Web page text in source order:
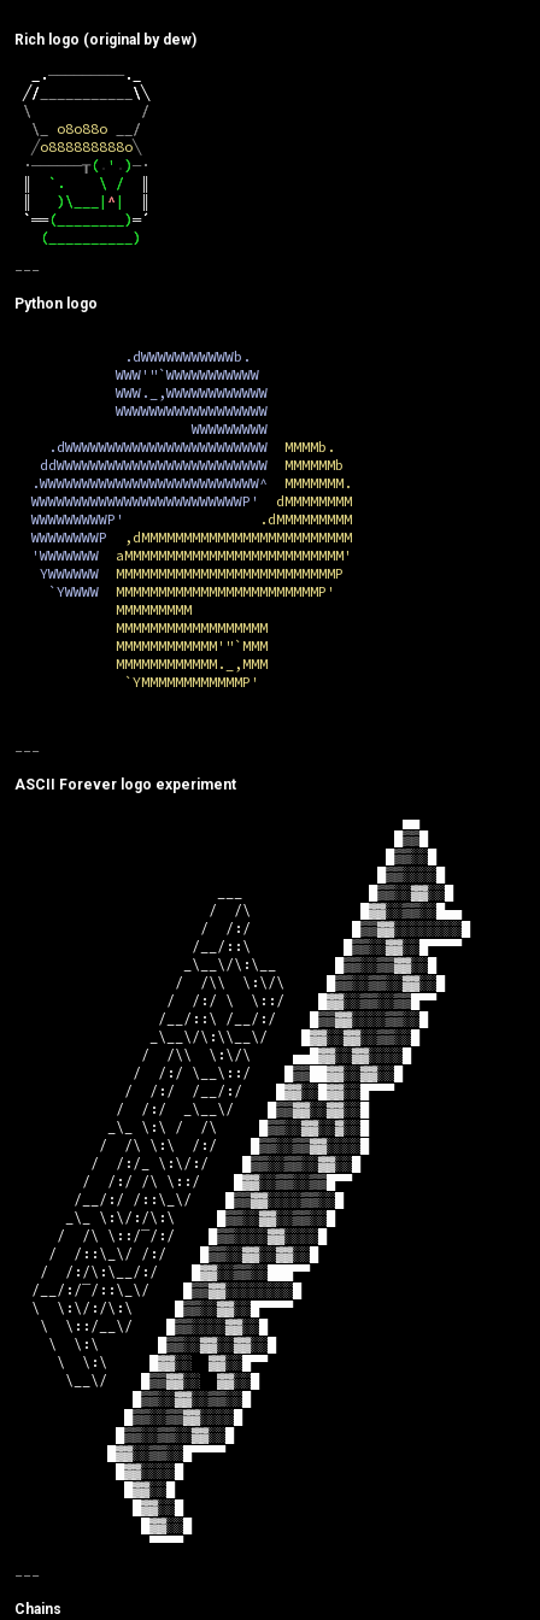
Rich logo (original by dew)
_.─────────._
╱/ \╲
\
/
\_
o8o88o
__/
╱o888888888o╲
·──────┰( . ' . )─·
`. \ /
)\___| ^ |
`══(________)═´
(__________)
Python logo
.dWWWWWWWWWWWb.
WWW'"`WWWWWWWWWWW
WWW._,WWWWWWWWWWWW
WWWWWWWWWWWWWWWWWW
WWWWWWWWW
.dWWWWWWWWWWWWWWWWWWWWWWWW
MMMMb.
ddWWWWWWWWWWWWWWWWWWWWWWWWW
MMMMMMb
.WWWWWWWWWWWWWWWWWWWWWWWWWW^
MMMMMMM.
WWWWWWWWWWWWWWWWWWWWWWWWWP'
dMMMMMMMM
WWWWWWWWWP'
.dMMMMMMMMM
WWWWWWWWP
,dMMMMMMMMMMMMMMMMMMMMMMMMM
'WWWWWWW
aMMMMMMMMMMMMMMMMMMMMMMMMMM'
YWWWWWW
MMMMMMMMMMMMMMMMMMMMMMMMMMP
`YWWWW
MMMMMMMMMMMMMMMMMMMMMMMMP'
MMMMMMMMM
MMMMMMMMMMMMMMMMMM
MMMMMMMMMMMM'"`MMM
MMMMMMMMMMMM._,MMM
`YMMMMMMMMMMMMP'
ASCII Forever logo experiment
                                              ▄▄
                                             █▒▒█
                                            █▒▒░░█
                                           █▒▒░░░░█
                        ___               █▒▒░░▓▓░░█
                       /  /\             █▓▓░░▒▒░░█▄▄
                      /  /:/            █▒▒▓▓░░░░░░░░█
                     /__/::\           █▒▒░░▓▓░░█▀▀▀▀
                    _\__\/\:\__       █▒▒░░▒▒▓▓░░█
                   /  /\\  \:\/\     █▒▒░░▒▒░░▓▓░░█
                  /  /:/ \  \::/    █▓▓░░▒▒░░▒▒█▀▀
                 /__/::\ /__/:/    █▒▒▓▓░░░░▒▒░░█
                _\__\/\:\\__\/    █▓▓░░▓▓░░▒▒░░█
               /  /\\  \:\/\     ▄▄█▓▓░░▓▓░░░░█
              /  /:/ \__\::/    █▒▒██▓▓░░▓▓░░█
             /  /:/  /__/:/    █▓▓░░█▓▓░░█▀▀▀
            /  /:/  _\__\/    █▒▒▓▓░░▓▓░░█
           _\_ \:\ /  /\     █▒▒░░▓▓░░▓░░█
          /  /\ \:\  /:/    █▒▒░░▒▒▓▓░░░░█
         /  /:/_ \:\/:/    █▒▒░░▒▒░░▓▓░░█
        /  /:/ /\ \::/    █▓▓░░▒▒░░▒▒█▀▀
       /__/:/ /::\_\/    █▒▒▓▓░░░░▒▒░░█
      _\_ \:\/:/\:\     █▒▒░░▓▓░░▒▒░░█
     /  /\ \::/‾/:/    █▒▒░░░░▓▓░░░░█
    /  /::\_\/ /:/    █▒▒░░▓▓░░▓▓░░█
   /  /:/\:\__/:/    █▓▓░░▒▒░░███▀▀
  /__/:/‾/::\_\/    █▒▒▓▓░░░░░░░░█
  \  \:\/:/\:\     █▒▒░░▓▓░░█▀▀▀▀
   \  \::/__\/    █▒▒░░░░▓▓░░█
    \  \:\       █▒▒░░▓▓░░▓▓░░█
     \  \:\     █▓▓░░  ▓▓░░█▀▀
      \__\/    █▒▒▓▓░░  ▓▓░░█
              █▒▒░░▓▓░░▒▒░░█
             █▒▒░░▒▒▓▓░░░░█
            █▒▒░░▒▒░░▓▓░░█
           █▓▓░░▒▒░░█▀▀▀▀
            █▓▓░░░░█
             █▓▓░░█
              █▓▓░░█
               █▓▓░░█
                ▀▀▀▀
Chains